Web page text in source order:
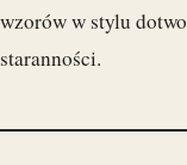
wzorów w stylu
staranności.